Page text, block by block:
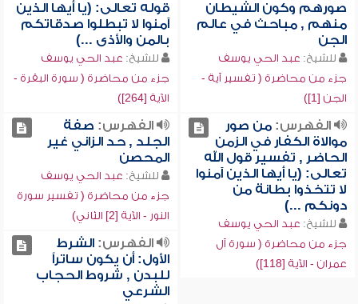
صورهم وكون الشيطان
منهم , مباحث في عالم
الجن
للشيخ: عبد الحي يوسف
جزء من محاضرة ( تفسير آية -
الجن [1])
قوله تعالى: (يا أيها الذين
آمنوا لا تبطلوا صدقاتكم
بالمن والأذى ...)
للشيخ: عبد الحي يوسف
جزء من محاضرة ( سورة البقرة -
الآية [264])
الفهرس:من صور
موالاة الكفار في الزمن
الحاضر , تفسير قول الله
تعالى: (يا أيها الذين آمنوا
لا تتخذوا بطانة من
دونكم ...)
للشيخ: عبد الحي يوسف
جزء من محاضرة ( سورة آل
عمران - الآية [118])
الفهرس: صفة
الجلد , حد الزاني غير
المحصن
للشيخ: عبد الحي يوسف
جزء من محاضرة ( تفسير سورة
النور - الآية [2] الثاني)
الفهرس:الشرط
الأول: أن يكون ساتراً
للبدن , شروط الحجاب
الشرعي